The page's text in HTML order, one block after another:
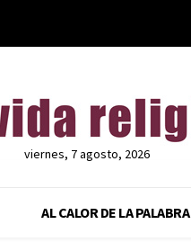
viernes, 7 agosto, 2026
AL CALOR DE LA PALABRA